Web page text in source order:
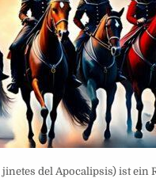
del Apocalipsis) ist ein